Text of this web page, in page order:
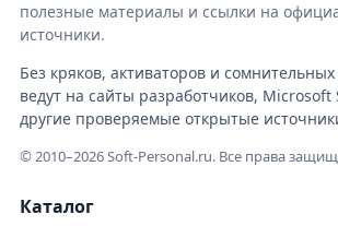
полезные материалы и ссылки на
источники.
Без кряков, активаторов и
ведут на сайты разработчиков,
другие проверяемые открытые
© 2010–2026 Soft-Personal.ru. Все права
Каталог